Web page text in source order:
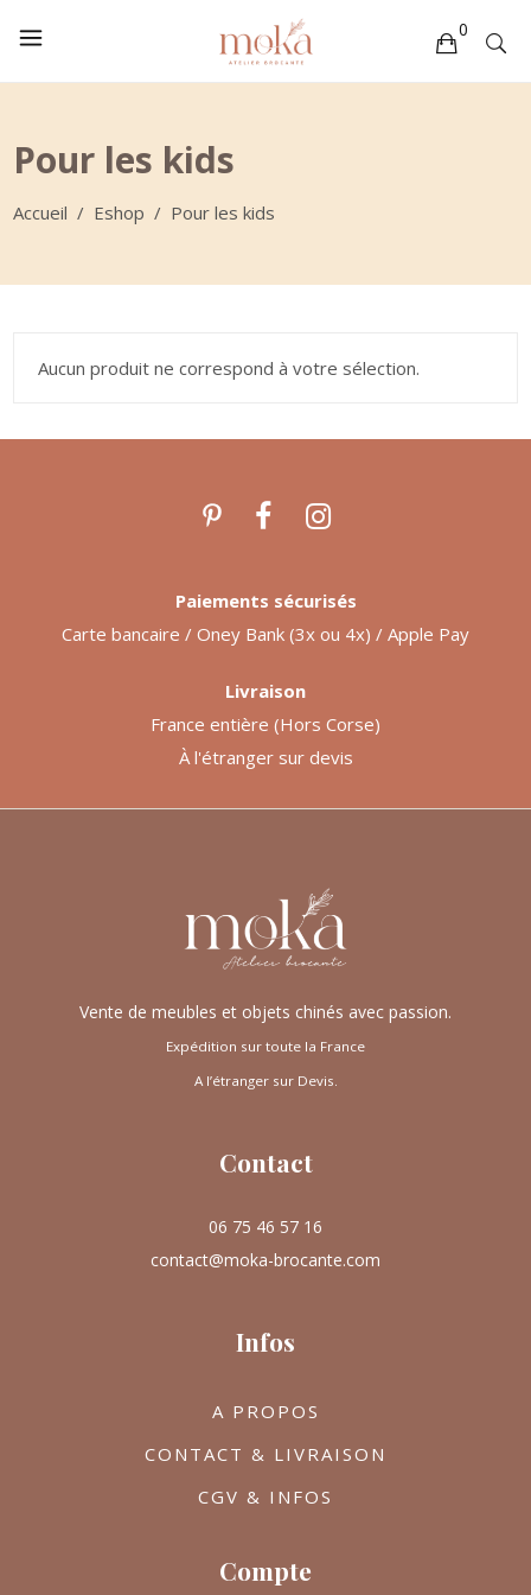
0
Pour les kids
Accueil / Eshop / Pour les kids
Aucun produit ne correspond à votre sélection.
Vente de meubles et objets chinés avec passion.
Expédition sur toute la France
A l’étranger sur Devis.
Contact
06 75 46 57 16
contact@moka-brocante.com
Infos
A PROPOS
CONTACT & LIVRAISON
CGV & INFOS
Compte
Paiements sécurisés
Carte bancaire / Oney Bank (3x ou 4x) / Apple Pay
Livraison
France entière (Hors Corse)
À l'étranger sur devis